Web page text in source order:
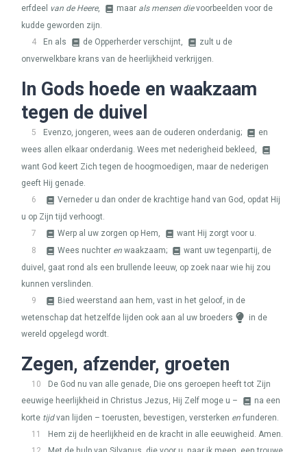
erfdeel van de Heere, maar als mensen dievoorbeelden voor de
kudde geworden zijn.
4
En als de Opperherder verschijnt,
zult u de
onverwelkbare krans van de heerlijkheid verkrijgen.
In Gods hoede en waakzaam
tegen de duivel
5 Evenzo, jongeren, wees aan de ouderen onderdanig;
en
wees allen elkaar onderdanig. Wees met nederigheid bekleed,
want God keert Zich tegen de hoogmoedigen, maar de nederigen
geeft Hij genade.
6
Verneder u dan onder de krachtige hand van God, opdat Hij
u op Zijn tijd verhoogt.
7
Werp al uw zorgen op Hem,
want Hij zorgt voor u.
8
Wees nuchter en waakzaam;
want uw tegenpartij, de
duivel, gaat rond als een brullende leeuw, op zoek naar wie hij zou
kunnen verslinden.
9
Bied weerstand aan hem, vast in het geloof, in de
wetenschap dat hetzelfde lijden ook aan al uw broeders
in de
wereld opgelegd wordt.
Zegen, afzender, groeten
10
De God nu van alle genade, Die ons geroepen heeft tot Zijn
eeuwige heerlijkheid in Christus Jezus, Hij Zelf moge u –
na een
korte tijdvan lijden – toerusten, bevestigen, versterken en funderen.
11
Hem zij de heerlijkheid en de kracht in alle eeuwigheid. Amen.